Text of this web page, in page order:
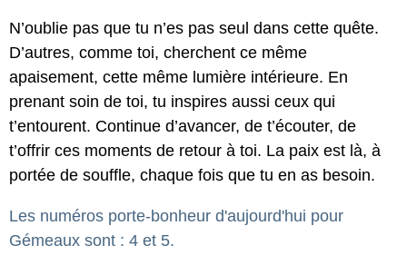
N’oublie pas que tu n’es pas seul dans cette quête.
D’autres, comme toi, cherchent ce même
apaisement, cette même lumière intérieure. En
prenant soin de toi, tu inspires aussi ceux qui
t’entourent. Continue d’avancer, de t’écouter, de
t’offrir ces moments de retour à toi. La paix est là, à
portée de souffle, chaque fois que tu en as besoin.
Les numéros porte-bonheur d'aujourd'hui pour
Gémeaux sont : 4 et 5.